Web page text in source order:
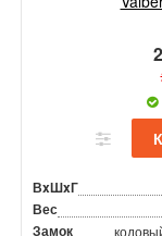
ВxШxГ
Вес
Замок